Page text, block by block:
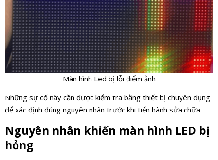
Màn hình Led bị lỗi điểm ảnh
Những sự cố này cần được kiểm tra bằng thiết bị chuyên dụng
để xác định đúng nguyên nhân trước khi tiến hành sửa chữa.
Nguyên nhân khiến màn hình LED bị
hỏng